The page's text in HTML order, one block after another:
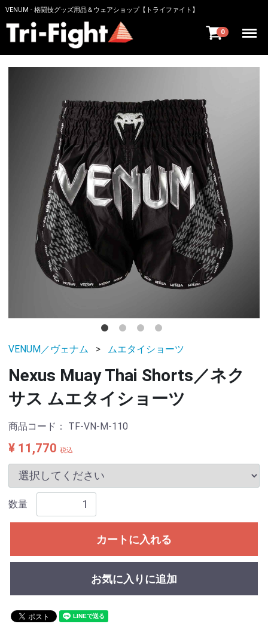
VENUM - 格闘技グッズ用品＆ウェアショップ【トライファイト】
0 Menu
VENUM／ヴェナム ムエタイショーツ
Nexus Muay Thai Shorts／ネク
サス ムエタイショーツ
商品コード： TF-VN-M-110
¥ 11,770 税込
数量
カートに入れる
お気に入りに追加